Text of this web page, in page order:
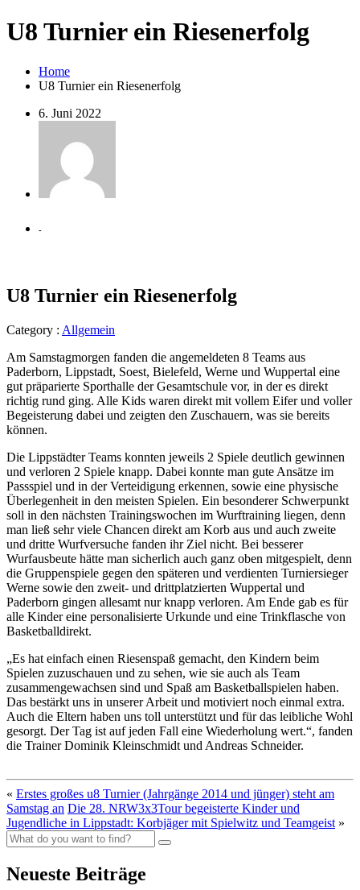
U8 Turnier ein Riesenerfolg
Home
U8 Turnier ein Riesenerfolg
6. Juni 2022
-
U8 Turnier ein Riesenerfolg
Category : Allgemein
Am Samstagmorgen fanden die angemeldeten 8 Teams aus
Paderborn, Lippstadt, Soest, Bielefeld, Werne und Wuppertal eine
gut präparierte Sporthalle der Gesamtschule vor, in der es direkt
richtig rund ging. Alle Kids waren direkt mit vollem Eifer und voller
Begeisterung dabei und zeigten den Zuschauern, was sie bereits
können.
Die Lippstädter Teams konnten jeweils 2 Spiele deutlich gewinnen
und verloren 2 Spiele knapp. Dabei konnte man gute Ansätze im
Passspiel und in der Verteidigung erkennen, sowie eine physische
Überlegenheit in den meisten Spielen. Ein besonderer Schwerpunkt
soll in den nächsten Trainingswochen im Wurftraining liegen, denn
man ließ sehr viele Chancen direkt am Korb aus und auch zweite
und dritte Wurfversuche fanden ihr Ziel nicht. Bei besserer
Wurfausbeute hätte man sicherlich auch ganz oben mitgespielt, denn
die Gruppenspiele gegen den späteren und verdienten Turniersieger
Werne sowie den zweit- und drittplatzierten Wuppertal und
Paderborn gingen allesamt nur knapp verloren. Am Ende gab es für
alle Kinder eine personalisierte Urkunde und eine Trinkflasche von
Basketballdirekt.
„Es hat einfach einen Riesenspaß gemacht, den Kindern beim
Spielen zuzuschauen und zu sehen, wie sie auch als Team
zusammengewachsen sind und Spaß am Basketballspielen haben.
Das bestärkt uns in unserer Arbeit und motiviert noch einmal extra.
Auch die Eltern haben uns toll unterstützt und für das leibliche Wohl
gesorgt. Der Tag ist auf jeden Fall eine Wiederholung wert.“, fanden
die Trainer Dominik Kleinschmidt und Andreas Schneider.
« Erstes großes u8 Turnier (Jahrgänge 2014 und jünger) steht am
Samstag an Die 28. NRW3x3Tour begeisterte Kinder und
Jugendliche in Lippstadt: Korbjäger mit Spielwitz und Teamgeist »
Neueste Beiträge